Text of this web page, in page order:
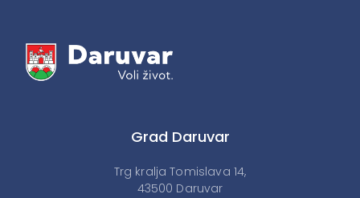
Grad Daruvar
Trg kralja Tomislava 14,
43500 Daruvar